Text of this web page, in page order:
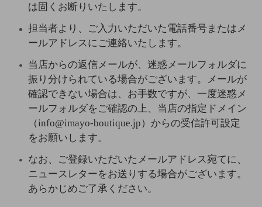
は固くお断りいたします。
担当者より、ご入力いただいた電話番号またはメ
ールアドレスにご連絡いたします。
当店からの返信メールが、迷惑メールフォルダに
振り分けられている場合がございます。メールが
確認できない場合は、お手数ですが、一度迷惑メ
ールフォルダをご確認の上、当店の指定ドメイン
（info@imayo-boutique.jp）からの受信許可設定
をお願いします。
なお、ご登録いただいたメールアドレス宛てに、
ニュースレターをお送りする場合がございます。
あらかじめご了承ください。